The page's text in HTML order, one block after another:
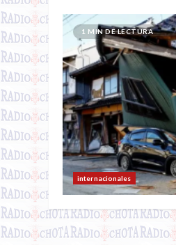
1 MIN DE LECTURA
internacionales